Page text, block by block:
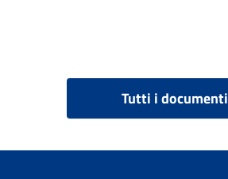
Tutti i documenti